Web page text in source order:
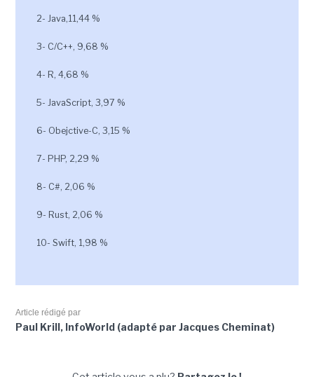
2- Java,11,44 %
3- C/C++, 9,68 %
4- R, 4,68 %
5- JavaScript, 3,97 %
6- Obejctive-C, 3,15 %
7- PHP, 2,29 %
8- C#, 2,06 %
9- Rust, 2,06 %
10- Swift, 1,98 %
Article rédigé par
Paul Krill, InfoWorld (adapté par Jacques Cheminat)